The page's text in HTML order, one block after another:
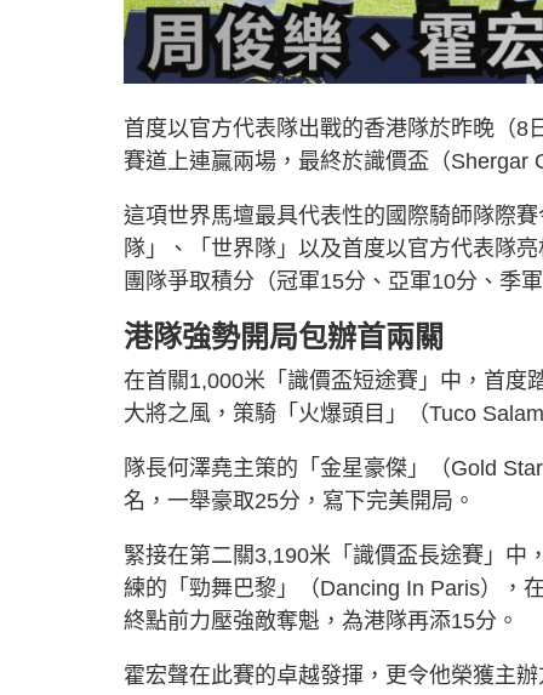
首度以官方代表隊出戰的香港隊於昨晚（8
賽道上連贏兩場，最終於識價盃（Shergar
這項世界馬壇最具代表性的國際騎師隊際
隊」、「世界隊」以及首度以官方代表隊
團隊爭取積分（冠軍15分、亞軍10分、季
港隊強勢開局包辦首兩關
在首關1,000米「識價盃短途賽」中，首度
大將之風，策騎「火爆頭目」（Tuco
隊長何澤堯主策的「金星豪傑」（Gold
名，一舉豪取25分，寫下完美開局。
緊接在第二關3,190米「識價盃長途賽」中
練的「勁舞巴黎」（Dancing In Paris），
終點前力壓強敵奪魁，為港隊再添15分。
霍宏聲在此賽的卓越發揮，更令他榮獲主